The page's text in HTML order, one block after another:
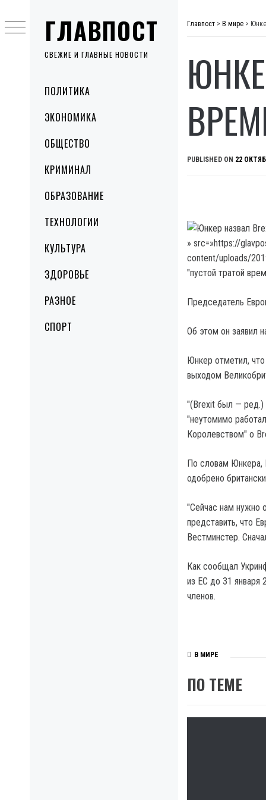
ГЛАВПОСТ
СВЕЖИЕ И ГЛАВНЫЕ НОВОСТИ
MenuПОЛИТИКА
ЭКОНОМИКА
ОБЩЕСТВО
КРИМИНАЛ
ОБРАЗОВАНИЕ
ТЕХНОЛОГИИ
КУЛЬТУРА
ЗДОРОВЬЕ
РАЗНОЕ
СПОРТ
to
content
Главпост > В мире >
PUBLISHED ON 22
» src=»https://
content/uploads/
"пустой тратой
Председатель
Об этом он заявил
Юнкер отметил,
выходом
"(Brexit был — ред.)
"неутомимо
Королевством" о
По словам Юнкера,
одобрено
"Сейчас нам нужно
представить, что
Вестминстер.
Как сообщал
из ЕС до 31 января
членов.
В МИРЕ
ПО ТЕМЕ